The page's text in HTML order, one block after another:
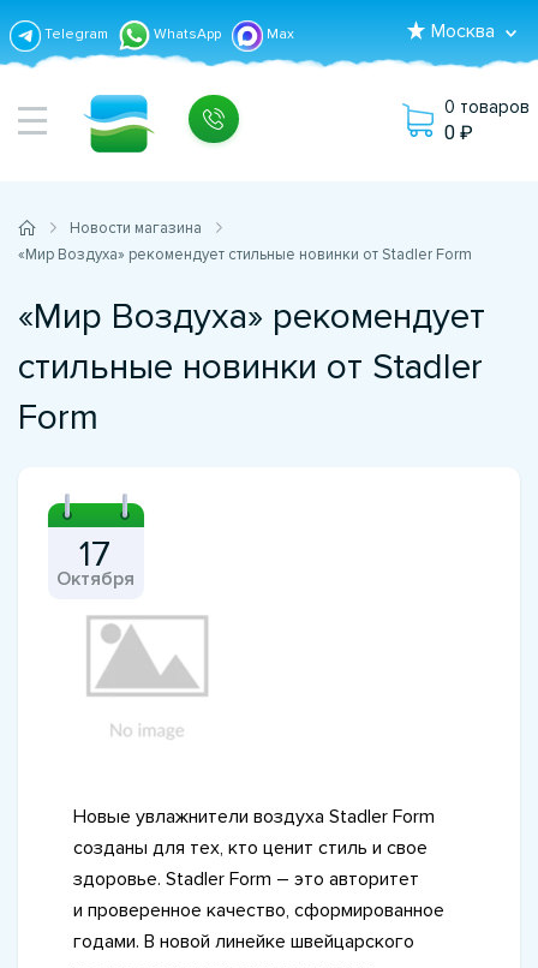
Telegram WhatsApp Max Москва
0 товаров
0
Новости магазина
«Мир Воздуха» рекомендует стильные новинки от Stadler Form
«Мир Воздуха» рекомендует
стильные новинки от Stadler
Form
17
Октября
Новые увлажнители воздуха Stadler Form
созданы для тех, кто ценит стиль и свое
здоровье. Stadler Form – это авторитет
и проверенное качество, сформированное
годами. В новой линейке швейцарского